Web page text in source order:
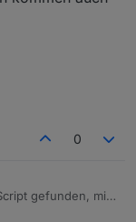
0
gefunden, mit